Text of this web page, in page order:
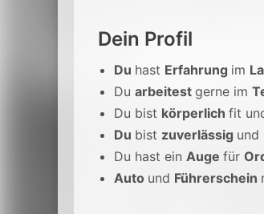
Dein Profil
Du hast Erfahrung im
Du arbeitest gerne im
Du bist körperlich fit
Du bist zuverlässig und
Du hast ein Auge für
Auto und Führerschein